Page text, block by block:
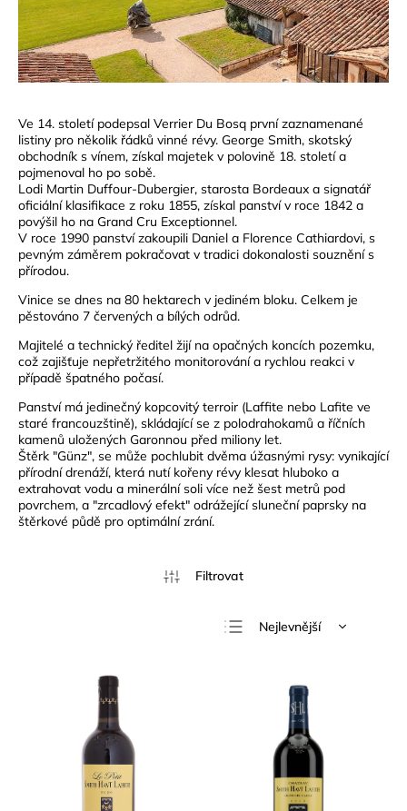
Ve 14. století podepsal Verrier Du Bosq první zaznamenané
listiny pro několik řádků vinné révy. George Smith, skotský
obchodník s vínem, získal majetek v polovině 18. století a
pojmenoval ho po sobě.
Lodi Martin Duffour-Dubergier, starosta Bordeaux a signatář
oficiální klasifikace z roku 1855, získal panství v roce 1842 a
povýšil ho na Grand Cru Exceptionnel.
V roce 1990 panství zakoupili Daniel a Florence Cathiardovi, s
pevným záměrem pokračovat v tradici dokonalosti souznění s
přírodou.
Vinice se dnes na 80 hektarech v jediném bloku. Celkem je
pěstováno 7 červených a bílých odrůd.
Majitelé a technický ředitel žijí na opačných koncích pozemku,
což zajišťuje nepřetržitého monitorování a rychlou reakci v
případě špatného počasí.
Panství má jedinečný kopcovitý terroir (Laffite nebo Lafite ve
staré francouzštině), skládající se z polodrahokamů a říčních
kamenů uložených Garonnou před miliony let.
Štěrk "Günz", se může pochlubit dvěma úžasnými rysy: vynikající
přírodní drenáží, která nutí kořeny révy klesat hluboko a
extrahovat vodu a minerální soli více než šest metrů pod
povrchem, a "zrcadlový efekt" odrážející sluneční paprsky na
štěrkové půdě pro optimální zrání.
Nejlevnější
Nejprodávanější
Abecedně